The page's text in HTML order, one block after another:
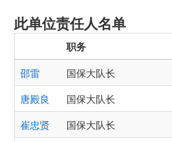
此单位责任人名单
职务
邵雷
国保大队长
唐殿良
国保大队长
崔忠贤
国保大队长